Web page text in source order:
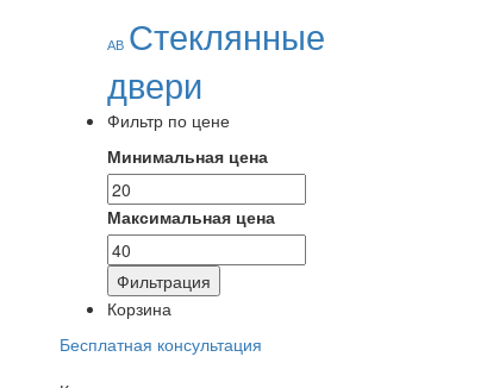
АВ Стеклянные
двери
Фильтр по цене
Минимальная цена
Максимальная цена
Фильтрация
Корзина
Бесплатная консультация